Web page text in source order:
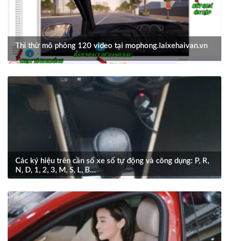
Thi thử mô phỏng 120 video tại mophong.laixehaivan.vn
Các ký hiệu trên cần số xe số tự động và công dụng: P, R,
N, D, 1, 2, 3, M, S, L, B…